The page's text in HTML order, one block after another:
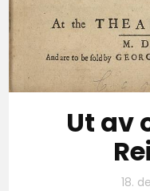
Ut av
18.